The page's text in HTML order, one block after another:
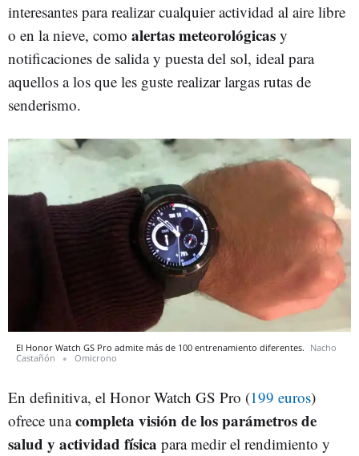
interesantes para realizar cualquier actividad al aire libre
o en la nieve, como alertas meteorológicas y
notificaciones de salida y puesta del sol, ideal para
aquellos a los que les guste realizar largas rutas de
senderismo.
El Honor Watch GS Pro admite más de 100 entrenamiento diferentes. Nacho
Castañón
Omicrono
En definitiva, el Honor Watch GS Pro (199 euros)
ofrece unacompleta visión de los parámetros de
salud y actividad física para medir el rendimiento y